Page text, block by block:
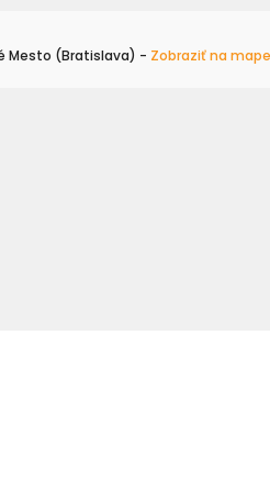
Mesto (Bratislava) - Zobraziť na mape